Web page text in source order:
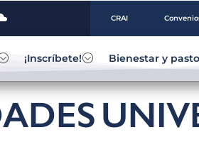
CRAI
¡Inscríbete! Bienestar y